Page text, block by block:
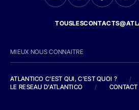
MIEUX NOUS CONNAITRE
ATLANTICO C'EST QUI, C'EST QUOI ?
/
LE RESEAU D'ATLANTICO
/ CONTACT